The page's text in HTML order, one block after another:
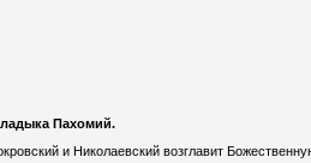
Пахомий.
и Николаевский возглавит